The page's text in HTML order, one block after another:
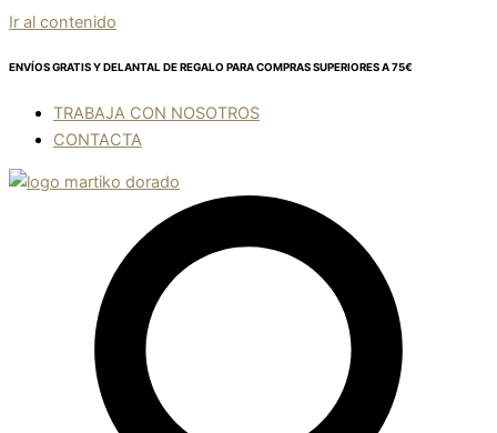
Ir al contenido
ENVÍOS GRATIS Y DELANTAL DE REGALO PARA COMPRAS SUPERIORES A 75€
TRABAJA CON NOSOTROS
CONTACTA